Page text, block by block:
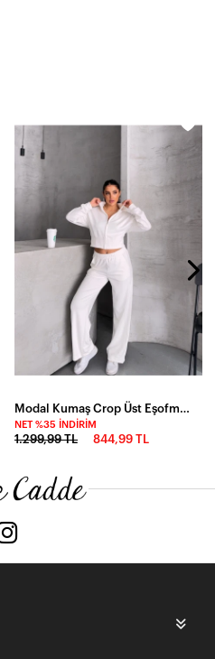
Modal Kumaş Crop Üst Eşofman Takım Beyaz
NET %35 İNDIRIM
1.299,99 TL 844,99 TL